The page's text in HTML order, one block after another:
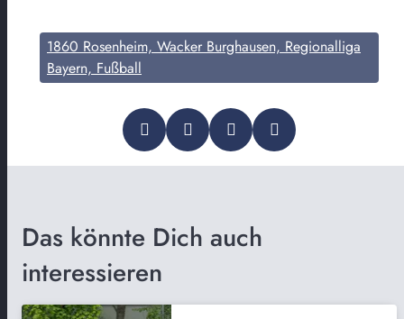
1860 Rosenheim, Wacker Burghausen, Regionalliga
Bayern, Fußball
Das könnte Dich auch
interessieren